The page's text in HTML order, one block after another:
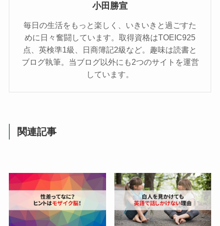
小田勝宣
毎日の生活をもっと楽しく、いきいきと過ごすた
めに日々奮闘しています。取得資格はTOEIC925
点、英検準1級、日商簿記2級など。趣味は読書と
ブログ執筆。当ブログ以外にも2つのサイトを運営
しています。
関連記事